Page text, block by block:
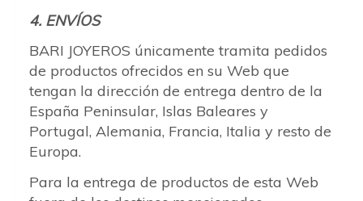
4. ENVÍOS
BARI JOYEROS únicamente tramita pedidos
de productos ofrecidos en su Web que
tengan la dirección de entrega dentro de la
España Peninsular, Islas Baleares y
Portugal, Alemania, Francia, Italia y resto de
Europa.
Para la entrega de productos de esta Web